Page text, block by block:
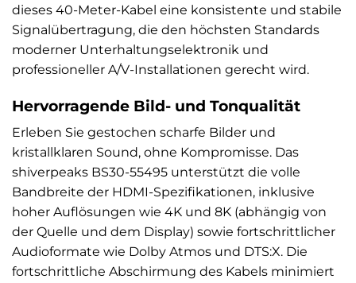
dieses 40-Meter-Kabel eine konsistente und stabile
Signalübertragung, die den höchsten Standards
moderner Unterhaltungselektronik und
professioneller A/V-Installationen gerecht wird.
Hervorragende Bild- und Tonqualität
Erleben Sie gestochen scharfe Bilder und
kristallklaren Sound, ohne Kompromisse. Das
shiverpeaks BS30-55495 unterstützt die volle
Bandbreite der HDMI-Spezifikationen, inklusive
hoher Auflösungen wie 4K und 8K (abhängig von
der Quelle und dem Display) sowie fortschrittlicher
Audioformate wie Dolby Atmos und DTS:X. Die
fortschrittliche Abschirmung des Kabels minimiert